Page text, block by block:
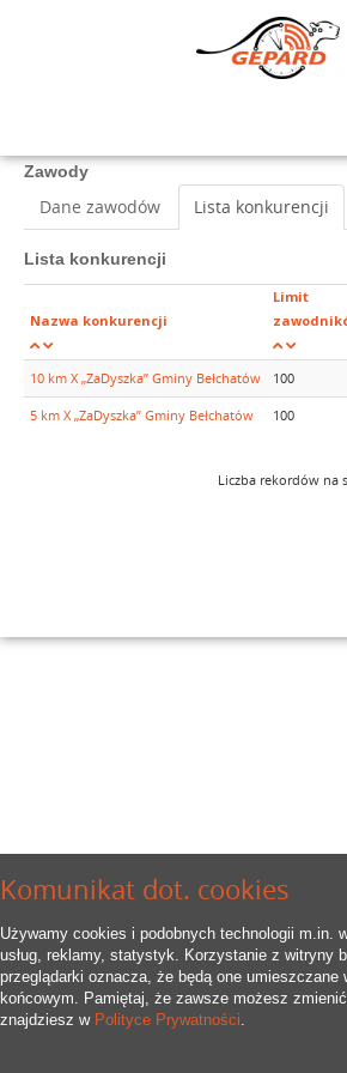
Komunikat dot. cookies
Używamy cookies i podobnych technologii m.in.
usług, reklamy, statystyk. Korzystanie z witryny
przeglądarki oznacza, że będą one umieszczane
końcowym. Pamiętaj, że zawsze możesz
znajdziesz w Polityce Prywatności.
Zawody
Dane zawodów Lista konkurencji
Lista konkurencji
Nazwa konkurencji
Limit
10 km X „ZaDyszka” Gminy Bełchatów 100
5 km X „ZaDyszka” Gminy Bełchatów 100
Liczba rekordów na